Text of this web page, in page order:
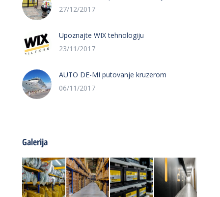
27/12/2017
Upoznajte WIX tehnologiju
23/11/2017
AUTO DE-MI putovanje kruzerom
06/11/2017
Galerija